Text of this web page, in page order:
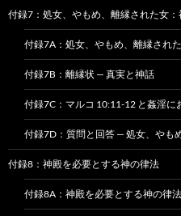
付録7：処女、やもめ、離縁された女
付録7A：処女、やもめ、離縁され
付録7B：離縁状 — 真実と神話
付録7C：マルコ 10:11-12 と姦淫に
付録7D：質問と回答 — 処女、やも
付録8：神殿を必要とする神の律法
付録8A：神殿を必要とする神の律法